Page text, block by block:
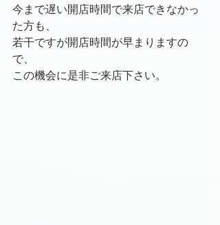
今まで遅い開店時間で来店できなかっ
た方も、
若干ですが開店時間が早まりますの
で、
この機会に是非ご来店下さい。